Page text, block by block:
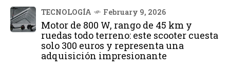
TECNOLOGÍA February 9, 2026
Motor de 800 W, rango de 45 km y
ruedas todo terreno: este scooter cuesta
solo 300 euros y representa una
adquisición impresionante